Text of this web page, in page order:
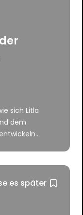
sich Litla
dem
es später